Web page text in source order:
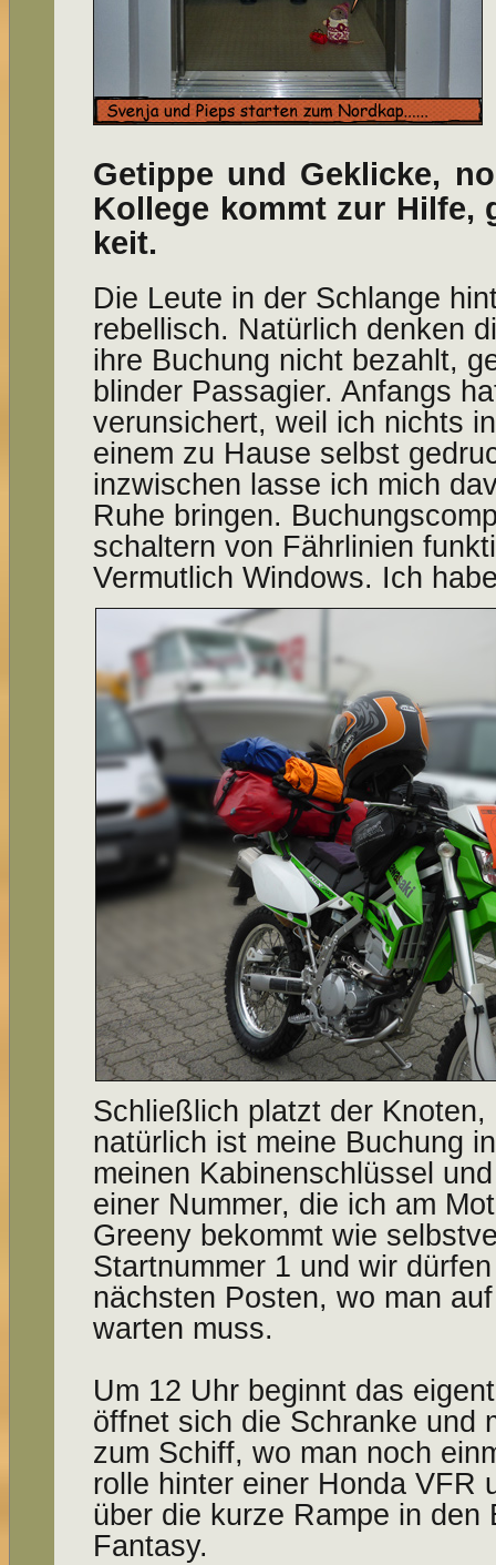
Getippe und Geklicke,
Kollege kommt zur Hilfe,
keit.
Die Leute in der Schlange
rebellisch. Natürlich denken
ihre Buchung nicht bezahlt,
blinder Passagier. Anfangs
verunsichert, weil ich nichts
einem zu Hause selbst
inzwischen lasse ich mich
Ruhe bringen.
schaltern von Fährlinien
Vermutlich Windows. Ich
Schließlich platzt der
natürlich ist meine Buchung
meinen Kabinenschlüssel
einer Nummer, die ich am
Greeny bekommt wie
Startnummer 1 und wir
nächsten Posten, wo man
warten muss.
Um 12 Uhr beginnt das
öffnet sich die Schranke und
zum Schiff, wo man noch
rolle hinter einer Honda VFR
über die kurze Rampe in den
Fantasy.